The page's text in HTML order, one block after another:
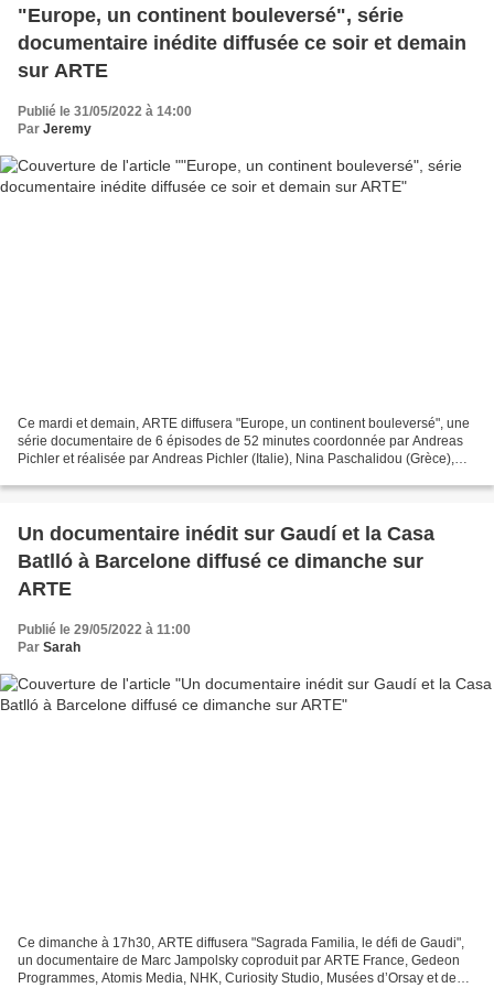
"Europe, un continent bouleversé", série
documentaire inédite diffusée ce soir et demain
sur ARTE
Publié le 31/05/2022 à 14:00
Par Jeremy
Ce mardi et demain, ARTE diffusera "Europe, un continent bouleversé", une
série documentaire de 6 épisodes de 52 minutes coordonnée par Andreas
Pichler et réalisée par Andreas Pichler (Italie), Nina Paschalidou (Grèce),
Un documentaire inédit sur Gaudí et la Casa
Batlló à Barcelone diffusé ce dimanche sur
ARTE
Publié le 29/05/2022 à 11:00
Par Sarah
Ce dimanche à 17h30, ARTE diffusera "Sagrada Familia, le défi de Gaudi",
un documentaire de Marc Jampolsky coproduit par ARTE France, Gedeon
Programmes, Atomis Media, NHK, Curiosity Studio, Musées d’Orsay et de